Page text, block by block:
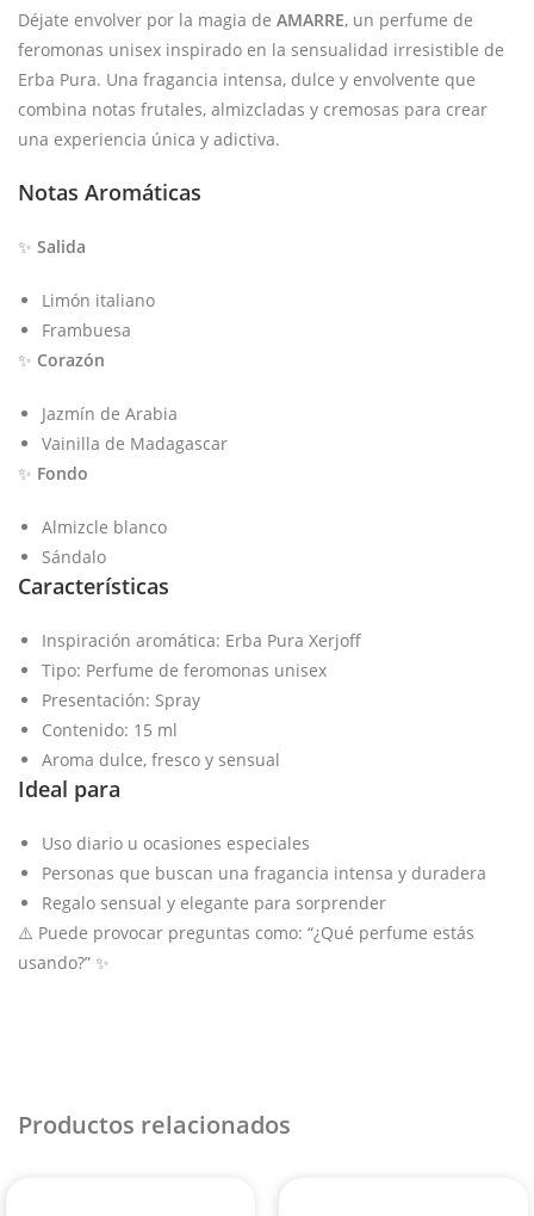
Déjate envolver por la magia de AMARRE, un perfume de
feromonas unisex inspirado en la sensualidad irresistible de
Erba Pura. Una fragancia intensa, dulce y envolvente que
combina notas frutales, almizcladas y cremosas para crear
una experiencia única y adictiva.
Notas Aromáticas
✨ Salida
Limón italiano
Frambuesa
✨ Corazón
Jazmín de Arabia
Vainilla de Madagascar
✨ Fondo
Almizcle blanco
Sándalo
Características
Inspiración aromática: Erba Pura Xerjoff
Tipo: Perfume de feromonas unisex
Presentación: Spray
Contenido: 15 ml
Aroma dulce, fresco y sensual
Ideal para
Uso diario u ocasiones especiales
Personas que buscan una fragancia intensa y duradera
Regalo sensual y elegante para sorprender
⚠️ Puede provocar preguntas como: “¿Qué perfume estás
usando?” ✨
Productos relacionados